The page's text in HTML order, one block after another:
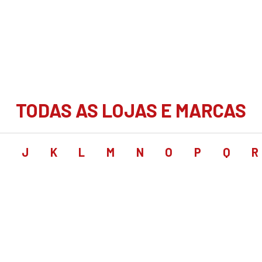
TODAS AS LOJAS E MARCAS
J K L M N O P Q R